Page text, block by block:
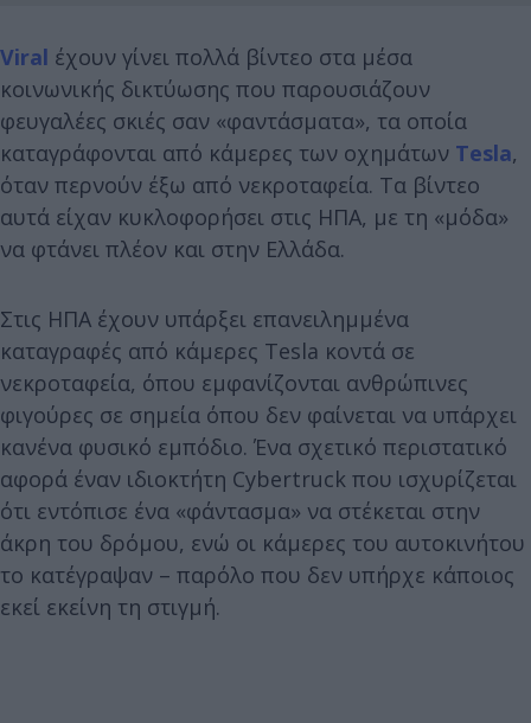
Viral έχουν γίνει πολλά βίντεο στα μέσα
κοινωνικής δικτύωσης που παρουσιάζουν
φευγαλέες σκιές σαν «φαντάσματα», τα οποία
καταγράφονται από κάμερες των οχημάτων Tesla,
όταν περνούν έξω από νεκροταφεία. Τα βίντεο
αυτά είχαν κυκλοφορήσει στις ΗΠΑ, με τη «μόδα»
να φτάνει πλέον και στην Ελλάδα.
Στις ΗΠΑ έχουν υπάρξει επανειλημμένα
καταγραφές από κάμερες Tesla κοντά σε
νεκροταφεία, όπου εμφανίζονται ανθρώπινες
φιγούρες σε σημεία όπου δεν φαίνεται να υπάρχει
κανένα φυσικό εμπόδιο. Ένα σχετικό περιστατικό
αφορά έναν ιδιοκτήτη Cybertruck που ισχυρίζεται
ότι εντόπισε ένα «φάντασμα» να στέκεται στην
άκρη του δρόμου, ενώ οι κάμερες του αυτοκινήτου
το κατέγραψαν – παρόλο που δεν υπήρχε κάποιος
εκεί εκείνη τη στιγμή.